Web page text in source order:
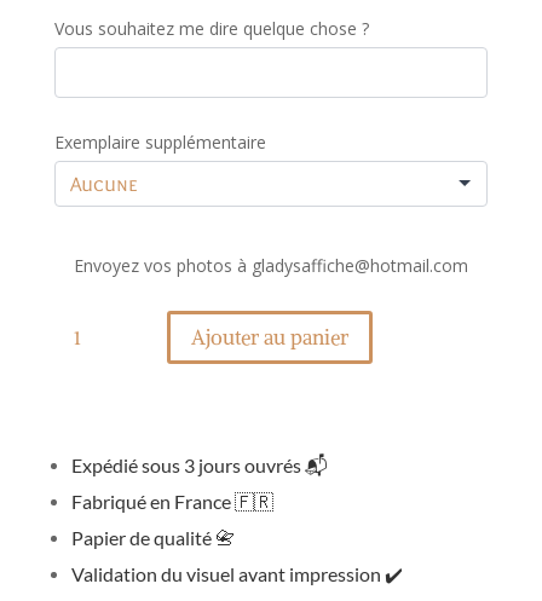
Vous souhaitez me dire quelque chose ?
Exemplaire supplémentaire
Envoyez vos photos à gladysaffiche@hotmail.com
Ajouter au panier
Expédié sous 3 jours ouvrés📬
Fabriqué en France🇫🇷
Papier de qualité 📇
Validation du visuel avant impression ✔️